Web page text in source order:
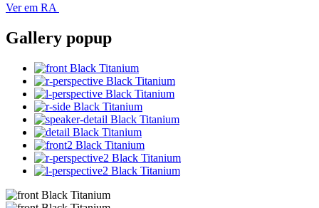
Ver em RA
Gallery popup